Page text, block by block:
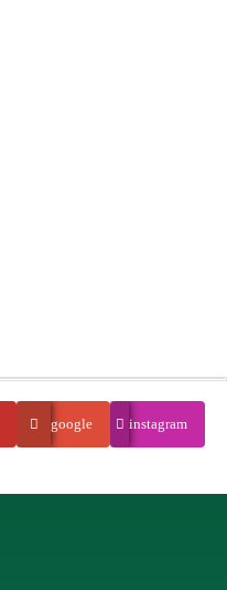
google instagram